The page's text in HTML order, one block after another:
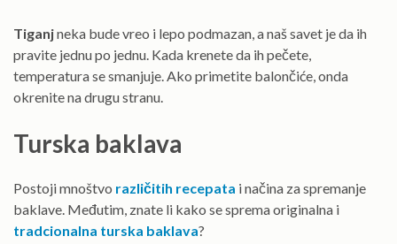
Tiganjneka bude vreo i lepo podmazan, a naš savet je da ih
pravite jednu po jednu. Kada krenete da ih pečete,
temperatura se smanjuje. Ako primetite balončiće, onda
okrenite na drugu stranu.
Turska baklava
Postoji mnoštvo različitih recepata i načina za spremanje
baklave. Međutim, znate li kako se sprema originalna i
tradcionalna turska baklava?